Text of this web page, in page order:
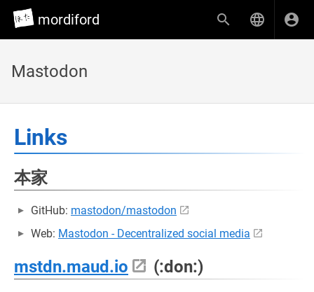
mordiford
Mastodon
Links
本家
GitHub: mastodon/mastodon
Web: Mastodon - Decentralized social media
mstdn.maud.io (:don:)